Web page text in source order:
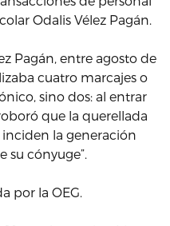
Odalis Vélez Pagán.
Pagán, entre agosto de
cuatro marcajes o
sino dos: al entrar
que la querellada
inciden la generación
su cónyuge”.
por la OEG.